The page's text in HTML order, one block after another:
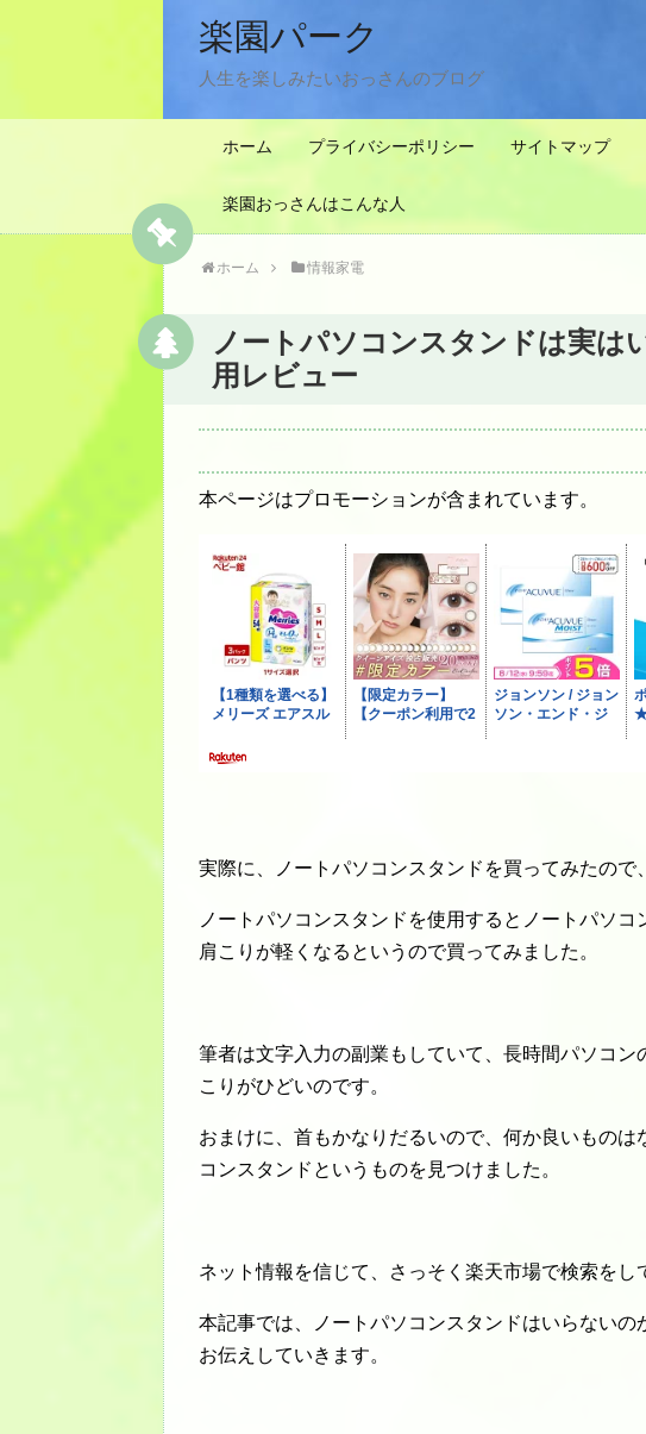
楽園パーク
人生を楽しみたいおっさんのブログ
ホーム プライバシーポリシー サイトマップ
楽園おっさんはこんな人
ホーム 情報家電
ノートパソコンスタンドは実は
用レビュー
本ページはプロモーションが含まれています。
実際に、ノートパソコンスタンドを買ってみたので
ノートパソコンスタンドを使用するとノートパソ
肩こりが軽くなるというので買ってみました。
筆者は文字入力の副業もしていて、長時間パソコ
こりがひどいのです。
おまけに、首もかなりだるいので、何か良いもの
コンスタンドというものを見つけました。
ネット情報を信じて、さっそく楽天市場で検索をし
本記事では、ノートパソコンスタンドはいらない
お伝えしていきます。